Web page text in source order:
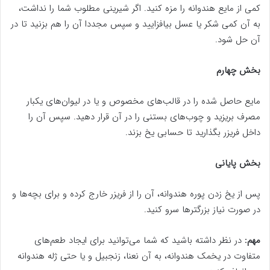
کمی از مایع هندوانه را مزه کنید. اگر شیرینی مطلوب شما را نداشت،
به آن کمی شکر یا عسل بیافزایید و سپس مجددا آن را هم بزنید تا در
آن حل شود.
بخش چهارم
مایع حاصل شده را در قالب‌های مخصوص و یا در لیوان‌های یکبار
مصرف بریزید و چوب‌های بستنی را در آن قرار دهید. سپس آن را
داخل فریزر بگذارید تا حسابی یخ بزند.
بخش پایانی
پس از یخ زدن پوره هندوانه، آن را از فریزر خارج کرده و برای بچه‌ها و
در صورت نیاز بزرگترها سرو کنید.
مهم: در نظر داشته باشید که شما می‌توانید برای ایجاد طعم‌های
متفاوت در یخمک‌ هندوانه، به آن نعنا، زنجبیل و یا حتی ژله هندوانه